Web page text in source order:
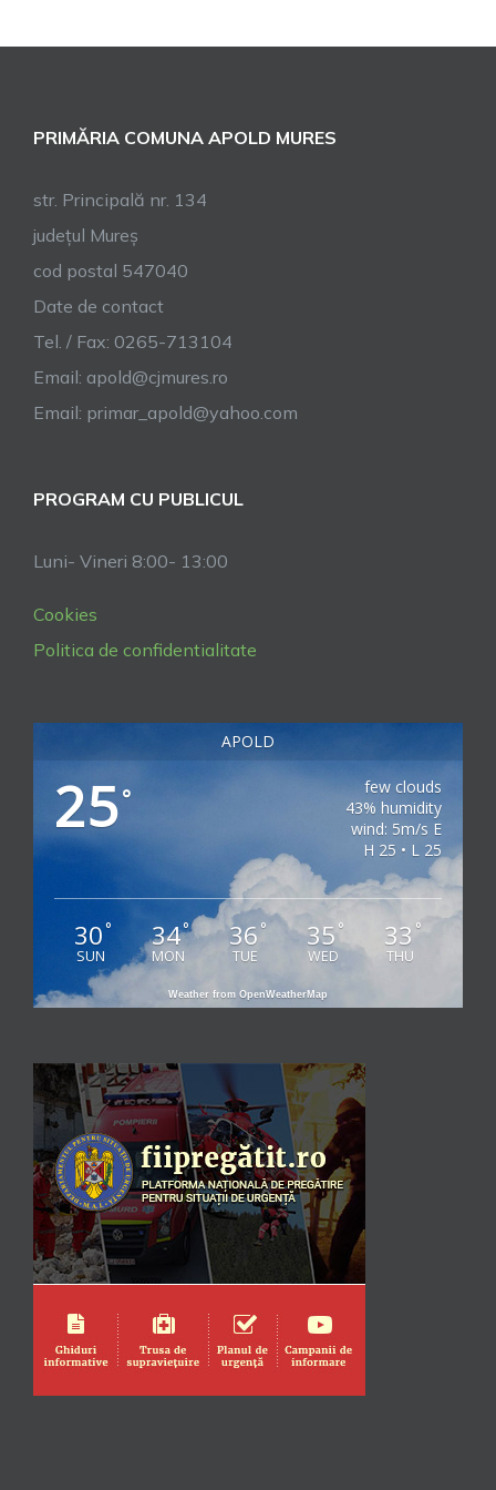
PRIMĂRIA COMUNA APOLD MURES
str. Principală nr. 134
județul Mureș
cod postal 547040
Date de contact
Tel. / Fax: 0265-713104
Email: apold@cjmures.ro
Email: primar_apold@yahoo.com
PROGRAM CU PUBLICUL
Luni- Vineri 8:00- 13:00
Cookies
Politica de confidentialitate
APOLD
25°
few clouds
43% humidity
wind: 5m/s E
H 25 • L 25
30°
SUN
34°
MON
36°
TUE
35 °
WED
33 °
THU
Weather from OpenWeatherMap